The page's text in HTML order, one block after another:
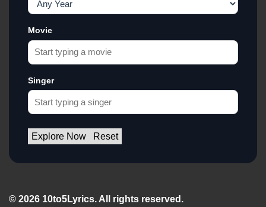
Movie
Singer
Explore Now Reset
© 2026 10to5Lyrics. All rights reserved.